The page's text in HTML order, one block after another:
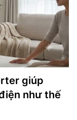
giúp
như thế